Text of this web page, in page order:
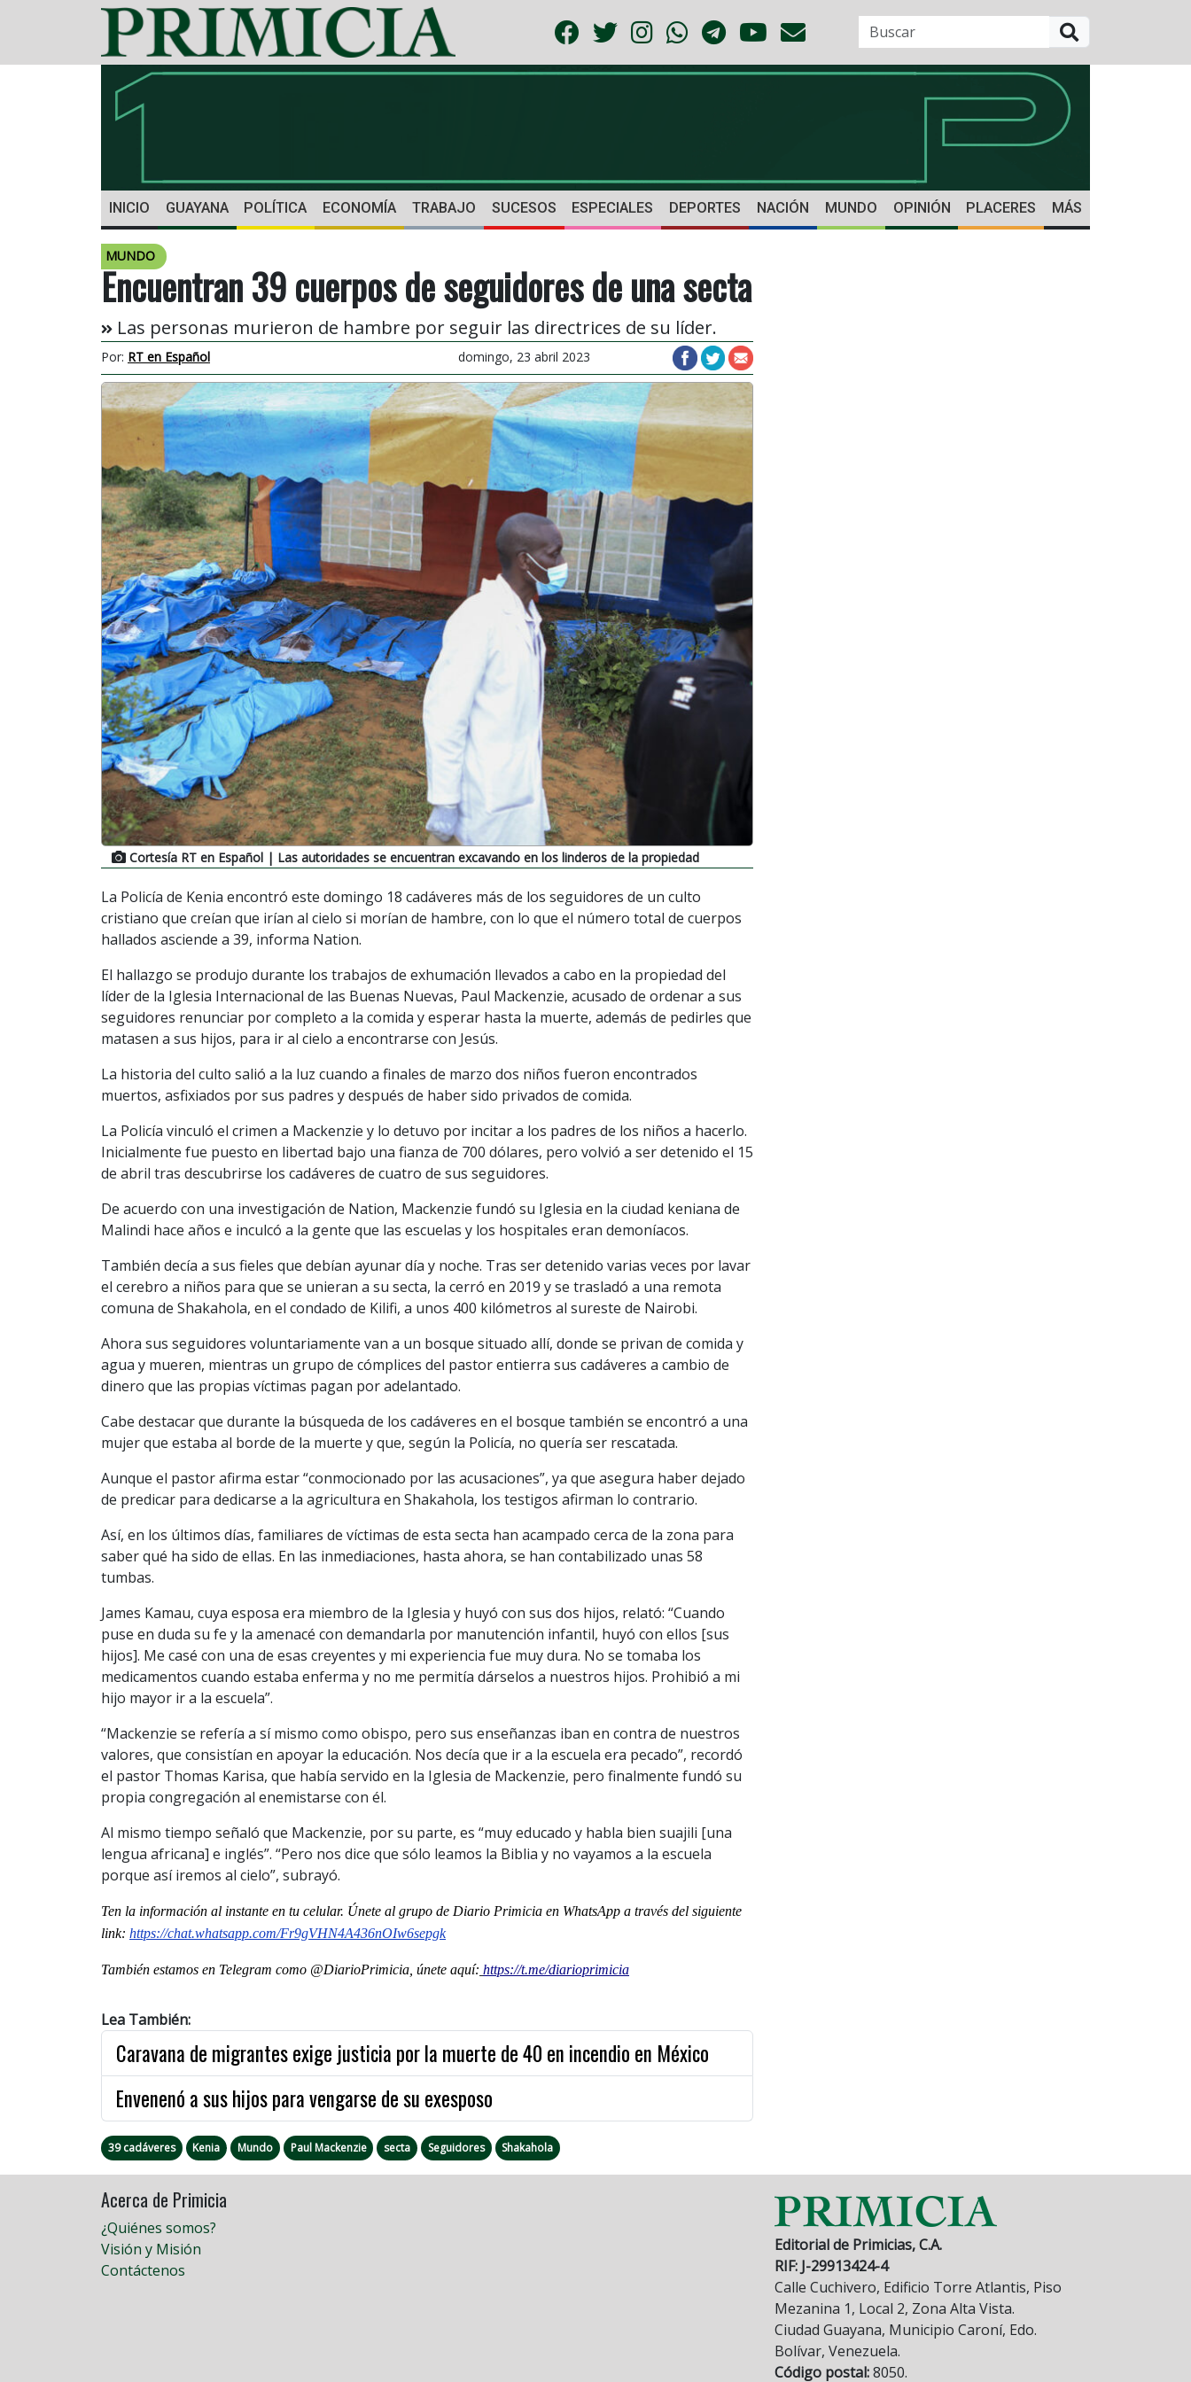
INICIO GUAYANA POLÍTICA ECONOMÍA TRABAJO SUCESOS ESPECIALES DEPORTES NACIÓN MUNDO OPINIÓN PLACERES MÁS
MUNDO
Encuentran 39 cuerpos de seguidores de una secta
Las personas murieron de hambre por seguir las directrices de su líder.
Por: RT en Español domingo, 23 abril 2023
Cortesía RT en Español | Las autoridades se encuentran excavando en los linderos de la propiedad
La Policía de Kenia encontró este domingo 18 cadáveres más de los seguidores de un culto
cristiano que creían que irían al cielo si morían de hambre, con lo que el número total de cuerpos
hallados asciende a 39, informa Nation.
El hallazgo se produjo durante los trabajos de exhumación llevados a cabo en la propiedad del
líder de la Iglesia Internacional de las Buenas Nuevas, Paul Mackenzie, acusado de ordenar a sus
seguidores renunciar por completo a la comida y esperar hasta la muerte, además de pedirles que
matasen a sus hijos, para ir al cielo a encontrarse con Jesús.
La historia del culto salió a la luz cuando a finales de marzo dos niños fueron encontrados
muertos, asfixiados por sus padres y después de haber sido privados de comida.
La Policía vinculó el crimen a Mackenzie y lo detuvo por incitar a los padres de los niños a hacerlo.
Inicialmente fue puesto en libertad bajo una fianza de 700 dólares, pero volvió a ser detenido el 15
de abril tras descubrirse los cadáveres de cuatro de sus seguidores.
De acuerdo con una investigación de Nation, Mackenzie fundó su Iglesia en la ciudad keniana de
Malindi hace años e inculcó a la gente que las escuelas y los hospitales eran demoníacos.
También decía a sus fieles que debían ayunar día y noche. Tras ser detenido varias veces por lavar
el cerebro a niños para que se unieran a su secta, la cerró en 2019 y se trasladó a una remota
comuna de Shakahola, en el condado de Kilifi, a unos 400 kilómetros al sureste de Nairobi.
Ahora sus seguidores voluntariamente van a un bosque situado allí, donde se privan de comida y
agua y mueren, mientras un grupo de cómplices del pastor entierra sus cadáveres a cambio de
dinero que las propias víctimas pagan por adelantado.
Cabe destacar que durante la búsqueda de los cadáveres en el bosque también se encontró a una
mujer que estaba al borde de la muerte y que, según la Policía, no quería ser rescatada.
Aunque el pastor afirma estar “conmocionado por las acusaciones”, ya que asegura haber dejado
de predicar para dedicarse a la agricultura en Shakahola, los testigos afirman lo contrario.
Así, en los últimos días, familiares de víctimas de esta secta han acampado cerca de la zona para
saber qué ha sido de ellas. En las inmediaciones, hasta ahora, se han contabilizado unas 58
tumbas.
James Kamau, cuya esposa era miembro de la Iglesia y huyó con sus dos hijos, relató: “Cuando
puse en duda su fe y la amenacé con demandarla por manutención infantil, huyó con ellos [sus
hijos]. Me casé con una de esas creyentes y mi experiencia fue muy dura. No se tomaba los
medicamentos cuando estaba enferma y no me permitía dárselos a nuestros hijos. Prohibió a mi
hijo mayor ir a la escuela”.
“Mackenzie se refería a sí mismo como obispo, pero sus enseñanzas iban en contra de nuestros
valores, que consistían en apoyar la educación. Nos decía que ir a la escuela era pecado”, recordó
el pastor Thomas Karisa, que había servido en la Iglesia de Mackenzie, pero finalmente fundó su
propia congregación al enemistarse con él.
Al mismo tiempo señaló que Mackenzie, por su parte, es “muy educado y habla bien suajili [una
lengua africana] e inglés”. “Pero nos dice que sólo leamos la Biblia y no vayamos a la escuela
porque así iremos al cielo”, subrayó.
Ten la información al instante en tu celular. Únete al grupo de Diario Primicia en WhatsApp a través del siguiente
link: https://chat.whatsapp.com/Fr9gVHN4A436nOIw6sepgk
También estamos en Telegram como @DiarioPrimicia, únete aquí: https://t.me/diarioprimicia
Lea También:
Caravana de migrantes exige justicia por la muerte de 40 en incendio en México
Envenenó a sus hijos para vengarse de su exesposo
39 cadáveres Kenia Mundo Paul Mackenzie secta Seguidores Shakahola
Acerca de Primicia
¿Quiénes somos?
Visión y Misión
Contáctenos
Editorial de Primicias, C.A.
RIF: J-29913424-4
Calle Cuchivero, Edificio Torre Atlantis, Piso
Mezanina 1, Local 2, Zona Alta Vista.
Ciudad Guayana, Municipio Caroní, Edo.
Bolívar, Venezuela.
Código postal:8050.